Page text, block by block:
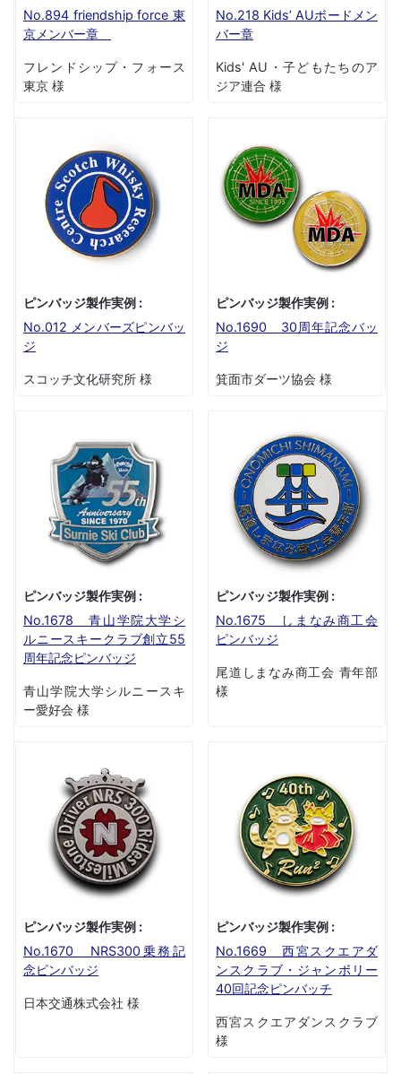
No.894 friendship force 東
京メンバー章
フレンドシップ・フォース
東京 様
No.218 Kids’ AUボードメン
バー章
Kids' AU・子どもたちのア
ジア連合 様
ピンバッジ製作実例 :
No.012 メンバーズピンバッ
ジ
スコッチ文化研究所 様
ピンバッジ製作実例 :
No.1690 30周年記念バッ
ジ
箕面市ダーツ協会 様
ピンバッジ製作実例 :
No.1678 青山学院大学シ
ルニースキークラブ創立55
周年記念ピンバッジ
青山学院大学シルニースキ
ー愛好会 様
ピンバッジ製作実例 :
No.1675 しまなみ商工会
ピンバッジ
尾道しまなみ商工会 青年部
様
ピンバッジ製作実例 :
No.1670 NRS300乗務記
念ピンバッジ
日本交通株式会社 様
ピンバッジ製作実例 :
No.1669 西宮スクエアダ
ンスクラブ・ジャンボリー
40回記念ピンバッチ
西宮スクエアダンスクラブ
様